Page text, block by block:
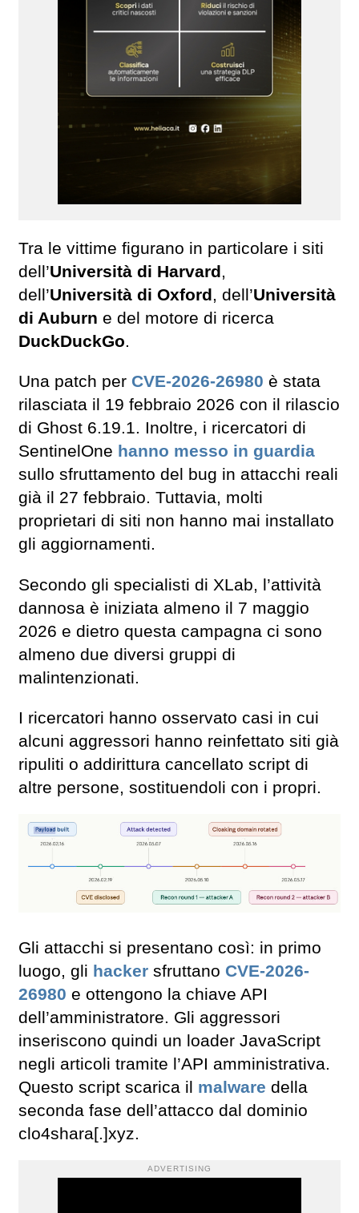
Tra le vittime figurano in particolare i siti
dell’Università di Harvard,
dell’Università di Oxford, dell’Università
di Auburn e del motore di ricerca
DuckDuckGo.
Una patch per CVE-2026-26980 è stata
rilasciata il 19 febbraio 2026 con il rilascio
di Ghost 6.19.1. Inoltre, i ricercatori di
SentinelOne hanno messo in guardia
sullo sfruttamento del bug in attacchi reali
già il 27 febbraio. Tuttavia, molti
proprietari di siti non hanno mai installato
gli aggiornamenti.
Secondo gli specialisti di XLab, l’attività
dannosa è iniziata almeno il 7 maggio
2026 e dietro questa campagna ci sono
almeno due diversi gruppi di
malintenzionati.
I ricercatori hanno osservato casi in cui
alcuni aggressori hanno reinfettato siti già
ripuliti o addirittura cancellato script di
altre persone, sostituendoli con i propri.
Gli attacchi si presentano così: in primo
luogo, gli hacker sfruttano CVE-2026-
26980 e ottengono la chiave API
dell’amministratore. Gli aggressori
inseriscono quindi un loader JavaScript
negli articoli tramite l’API amministrativa.
Questo script scarica il malware della
seconda fase dell’attacco dal dominio
clo4shara[.]xyz.
ADVERTISING